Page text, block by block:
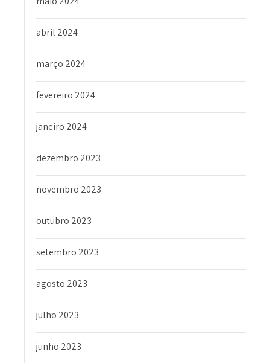
abril 2024
março 2024
fevereiro 2024
janeiro 2024
dezembro 2023
novembro 2023
outubro 2023
setembro 2023
agosto 2023
julho 2023
junho 2023